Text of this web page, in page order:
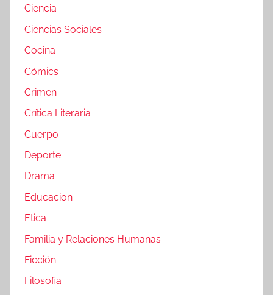
Ciencia
Ciencias Sociales
Cocina
Cómics
Crimen
Crítica Literaria
Cuerpo
Deporte
Drama
Educacion
Etica
Familia y Relaciones Humanas
Ficción
Filosofia